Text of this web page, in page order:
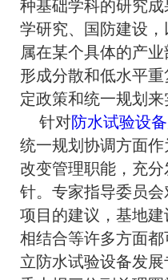
种基础学科的研究
学研究、国防建设
属在某个具体的产
形成分散和低水平
定政策和统一规划来
针对防水试验设备
统一规划协调方面
改变管理职能，充
针。专家指导委员
项目的建议，基地
相结合等许多方面
立防水试验设备发